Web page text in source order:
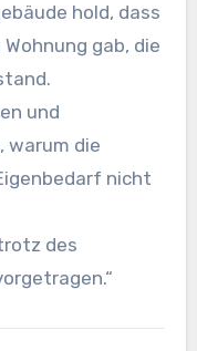
hold, dass
gab, die
und
warum die
nicht
des